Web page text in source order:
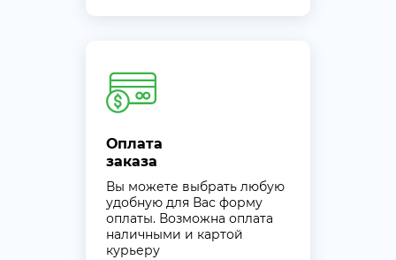
Оплата
заказа
Вы можете выбрать любую
удобную для Вас форму
оплаты. Возможна оплата
наличными и картой
курьеру